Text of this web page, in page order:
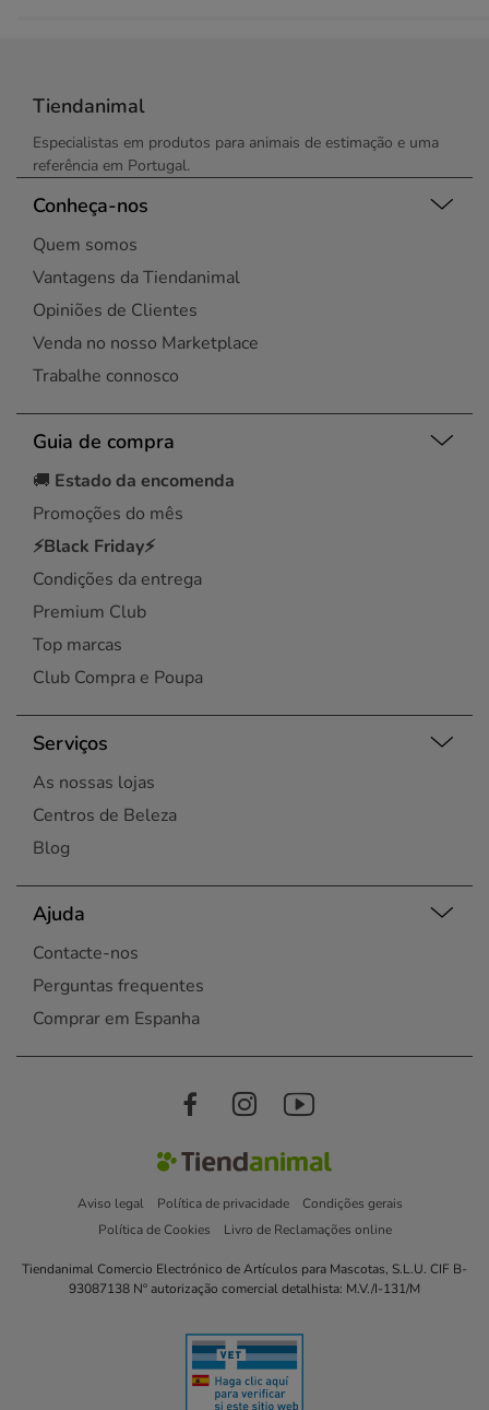
Tiendanimal
Especialistas em produtos para animais de estimação e uma
referência em Portugal.
Conheça-nos
Quem somos
Vantagens da Tiendanimal
Opiniões de Clientes
Venda no nosso Marketplace
Trabalhe connosco
Guia de compra
🚚 Estado da encomenda
Promoções do mês
⚡Black Friday⚡
Condições da entrega
Premium Club
Top marcas
Club Compra e Poupa
Serviços
As nossas lojas
Centros de Beleza
Blog
Ajuda
Contacte-nos
Perguntas frequentes
Comprar em Espanha
Aviso legal Política de privacidade
Condições gerais
Política de Cookies
Livro de Reclamações online
Tiendanimal Comercio Electrónico de Artículos para Mascotas, S.L.U. CIF B-
93087138 Nº autorização comercial detalhista: M.V./I-131/M